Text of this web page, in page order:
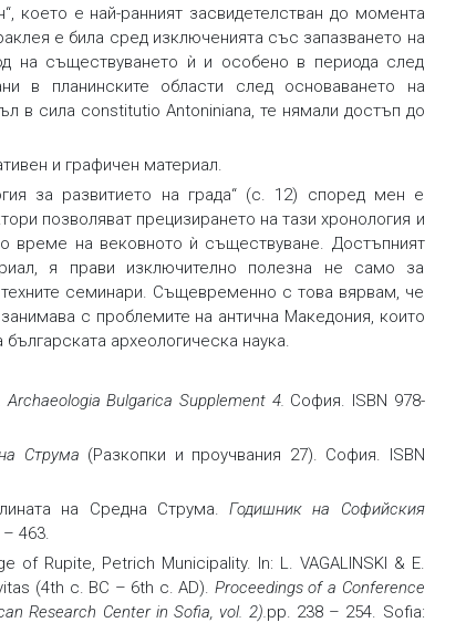
което е най-ранният засвидетелстван до момента
е била сред изключенията със запазването на
на съществуването ѝ и особено в периода след
в планинските области след основаването на
в сила constitutio Antoniniana, те нямали достъп до
и графичен материал.
за развитието на града“ (с. 12) според мен е
позволяват прецизирането на тази хронология и
време на вековното ѝ съществуване. Достъпният
я прави изключително полезна не само за
техните семинари. Същевременно с това вярвам, че
с проблемите на антична Македония, които
археологическа наука.
Archaeologia Bulgarica Supplement 4. София. ISBN 978-
Струма (Разкопки и проучвания 27). София. ISBN
на Средна Струма.Годишник на Софийския
– 463.
of Rupite, Petrich Municipality. In: L. VAGALINSKI & E.
(4th c. BC – 6th c. AD). Proceedings of a Conference
Research Center in Sofia, vol. 2).pp. 238 – 254. Sofia: